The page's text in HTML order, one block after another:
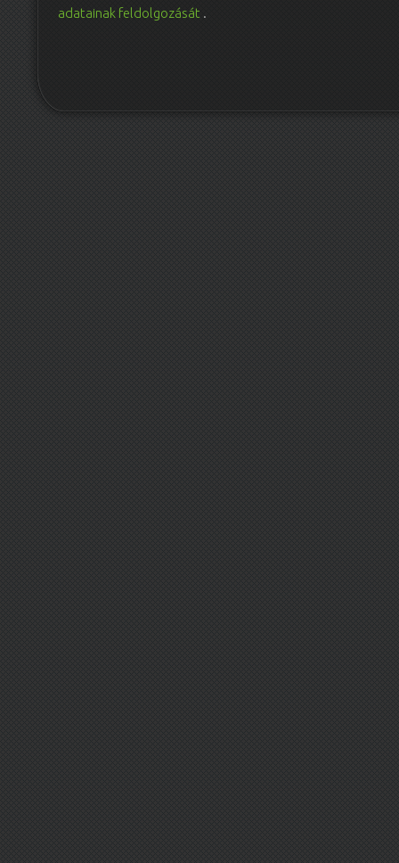
adatainak feldolgozását .